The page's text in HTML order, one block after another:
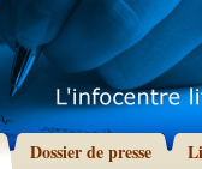
Dossier de presse